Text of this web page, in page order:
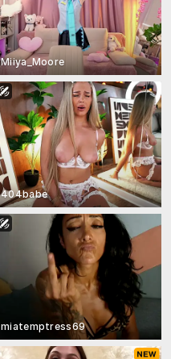
Miiya_Moore
404babe
miatemptress69